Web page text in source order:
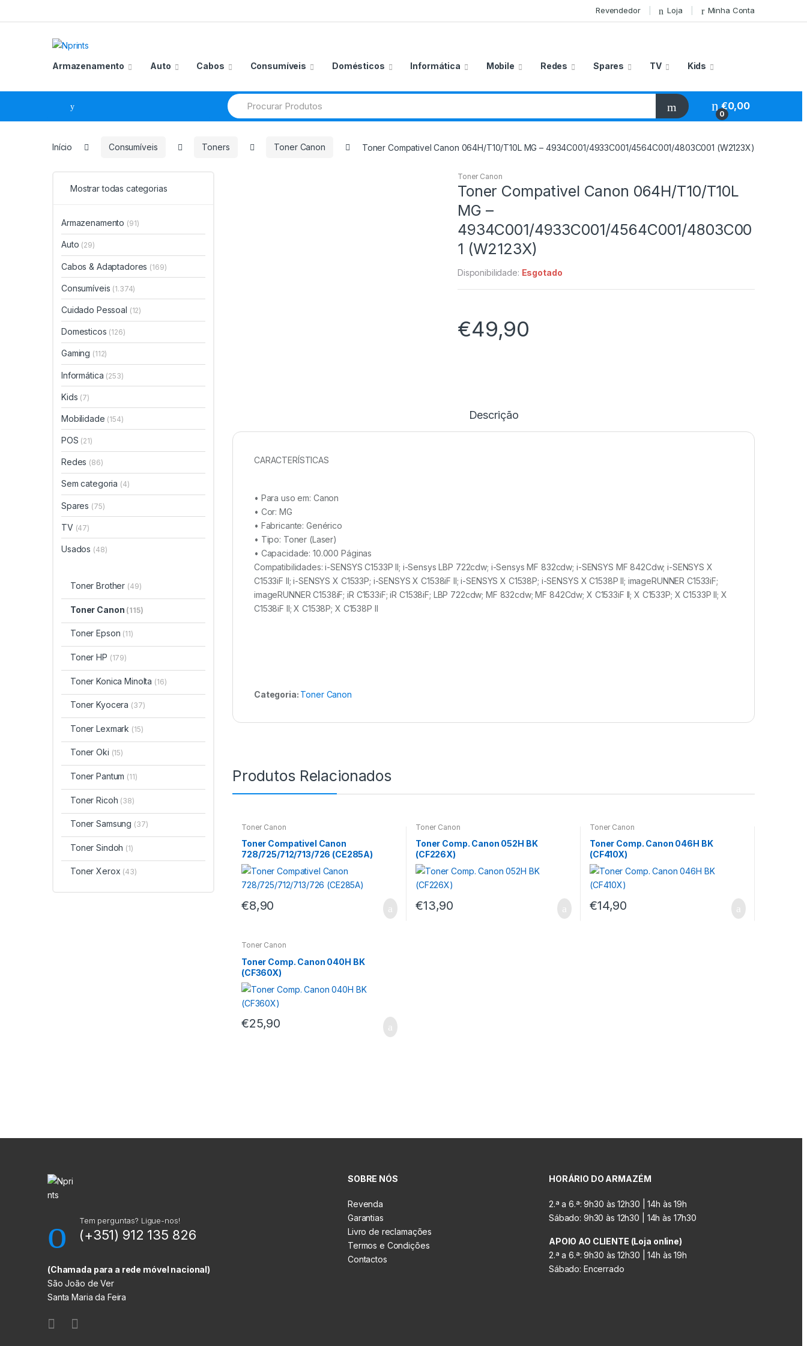
para
para
Revendedor Loja Minha Conta
Armazenamento Auto Cabos Consumíveis Domésticos Informática Mobile Redes Spares TV Kids
Procurar
por:
0
€0,00
Início Consumíveis Toners Toner Canon Toner Compativel Canon 064H/T10/T10L MG – 4934C001/4933C001/4564C001/4803C001 (W2123X)
Toner Canon
Toner Compativel Canon 064H/T10/T10L
MG –
4934C001/4933C001/4564C001/4803C00
1 (W2123X)
Disponibilidade: Esgotado
€49,90
Descrição
CARACTERÍSTICAS
• Para uso em: Canon
• Cor:MG
• Fabricante:Genérico
• Tipo: Toner (Laser)
• Capacidade:10.000 Páginas
Compatibilidades: i-SENSYS C1533P II; i-Sensys LBP 722cdw; i-Sensys MF 832cdw; i-SENSYS MF 842Cdw; i-SENSYS X
C1533iF II; i-SENSYS X C1533P; i-SENSYS X C1538iF II; i-SENSYS X C1538P; i-SENSYS X C1538P II; imageRUNNER C1533iF;
imageRUNNER C1538iF; iR C1533iF; iR C1538iF; LBP 722cdw; MF 832cdw; MF 842Cdw; X C1533iF II; X C1533P; X C1533P II; X
C1538iF II; X C1538P; X C1538P II
Categoria: Toner Canon
Produtos Relacionados
Toner Canon
Toner Compativel Canon
728/725/712/713/726 (CE285A)
€8,90
Toner Canon
Toner Comp. Canon 052H BK
(CF226X)
€13,90
Toner Canon
Toner Comp. Canon 046H BK
(CF410X)
€14,90
Toner Canon
Toner Comp. Canon 040H BK
(CF360X)
€25,90
Mostrar todas categorias
Armazenamento (91)
Auto (29)
Cabos & Adaptadores (169)
Consumíveis (1.374)
Cuidado Pessoal (12)
Domesticos (126)
Gaming (112)
Informática (253)
Kids (7)
Mobilidade (154)
POS (21)
Redes (86)
Sem categoria (4)
Spares (75)
TV (47)
Usados (48)
Toner Brother (49)
Toner Canon (115)
Toner Epson (11)
Toner HP (179)
Toner Konica Minolta (16)
Toner Kyocera (37)
Toner Lexmark (15)
Toner Oki (15)
Toner Pantum (11)
Toner Ricoh (38)
Toner Samsung (37)
Toner Sindoh (1)
Toner Xerox (43)
Tem perguntas? Ligue-nos!
(+351) 912 135 826
(Chamada para a rede móvel nacional)
São João de Ver
Santa Maria da Feira
SOBRE NÓS
Revenda
Garantias
Livro de reclamações
Termos e Condições
Contactos
HORÁRIO DO ARMAZÉM
2.ª a 6.ª: 9h30 às 12h30 | 14h às 19h
Sábado: 9h30 às 12h30 | 14h às 17h30
APOIO AO CLIENTE (Loja online)
2.ª a 6.ª: 9h30 às 12h30 | 14h às 19h
Sábado: Encerrado